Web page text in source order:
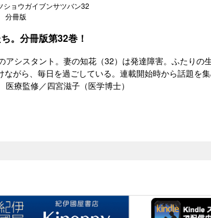
ョウガイブンサツバン32
分冊版
。分冊版第32巻！
アシスタント。妻の知花（32）は発達障害。ふたりの
がら、毎日を過ごしている。連載開始時から話題を
療監修／四宮滋子（医学博士）